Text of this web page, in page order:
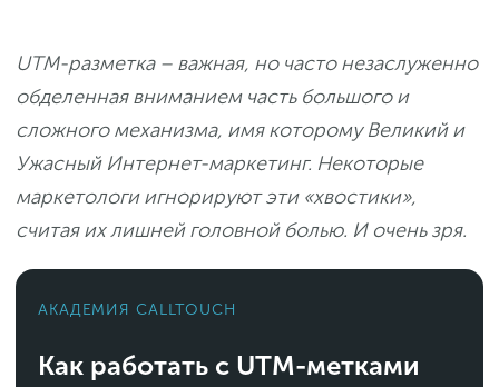
UTM-разметка – важная, но часто незаслуженно
обделенная вниманием часть большого и
сложного механизма, имя которому Великий и
Ужасный Интернет-маркетинг. Некоторые
маркетологи игнорируют эти «хвостики»,
считая их лишней головной болью. И очень зря.
АКАДЕМИЯ CALLTOUCH
Как работать с UTM-метками